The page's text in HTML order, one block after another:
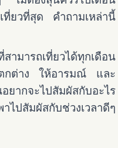
ที่ยวที่สุด คำถามเหล่านี้
ามารถเที่ยวได้ทุกเดือน
กต่าง ให้อารมณ์ และ
ากจะไปสัมผัสกับอะไร
ไปสัมผัสกับช่วงเวลาดีๆ